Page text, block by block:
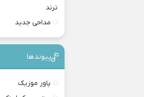
ترند
مداحی جدید
پیوندها
پاور موزیک